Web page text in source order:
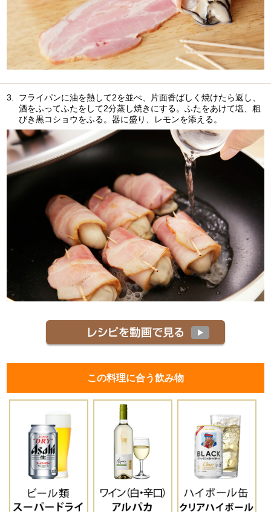
3.
フライパンに油を熱して2を並べ、片面香ばしく焼けたら返し、
酒をふってふたをして2分蒸し焼きにする。ふたをあけて塩、粗
びき黒コショウをふる。器に盛り、レモンを添える。
この料理に合う飲み物